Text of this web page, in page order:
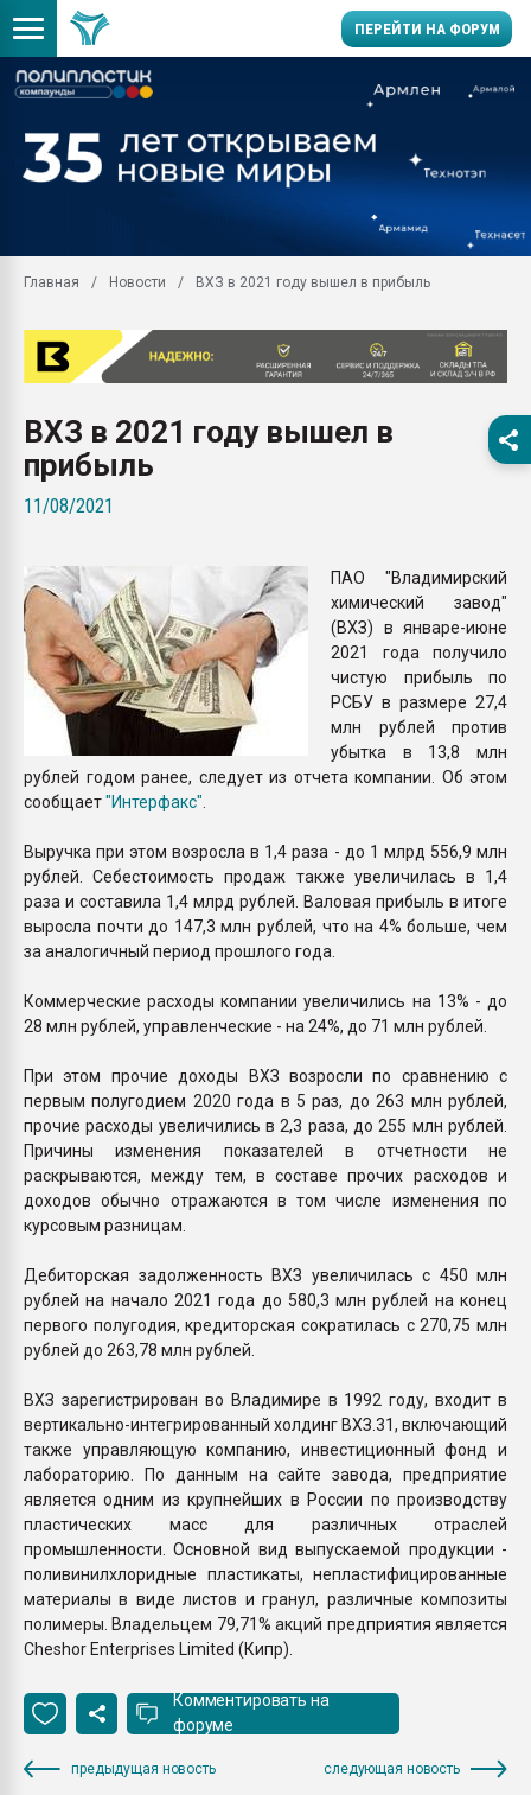
ПЕРЕЙТИ НА ФОРУМ
Вакуум-формовочные
28.07.2026
пластмасс
28.07.2026
ситуацией на
Материал
вакуумного
ПЕРЕЙТИ НА
Главная Новости ВХЗ в 2021 году вышел в прибыль
ВХЗ в 2021 году вышел в
прибыль
11/08/2021
ПАО "Владимирский
химический завод"
(ВХЗ) в январе-июне
2021 года получило
чистую прибыль по
РСБУ в размере 27,4
млн рублей против
убытка в 13,8 млн
рублей годом ранее, следует из отчета компании. Об этом
сообщает"Интерфакс"
Выручка при этом возросла в 1,4 раза - до 1 млрд 556,9 млн
рублей. Себестоимость продаж также увеличилась в 1,4
раза и составила 1,4 млрд рублей. Валовая прибыль в итоге
выросла почти до 147,3 млн рублей, что на 4% больше, чем
за аналогичный период прошлого года.
Коммерческие расходы компании увеличились на 13% - до
28 млн рублей, управленческие - на 24%, до 71 млн рублей.
При этом прочие доходы ВХЗ возросли по сравнению с
первым полугодием 2020 года в 5 раз, до 263 млн рублей,
прочие расходы увеличились в 2,3 раза, до 255 млн рублей.
Причины изменения показателей в отчетности не
раскрываются, между тем, в составе прочих расходов и
доходов обычно отражаются в том числе изменения по
курсовым разницам.
Дебиторская задолженность ВХЗ увеличилась с 450 млн
рублей на начало 2021 года до 580,3 млн рублей на конец
первого полугодия, кредиторская сократилась с 270,75 млн
рублей до 263,78 млн рублей.
ВХЗ зарегистрирован во Владимире в 1992 году, входит в
вертикально-интегрированный холдинг ВХЗ.31, включающий
также управляющую компанию, инвестиционный фонд и
лабораторию. По данным на сайте завода, предприятие
является одним из крупнейших в России по производству
пластических масс для различных отраслей
промышленности. Основной вид выпускаемой продукции -
поливинилхлоридные пластикаты, непластифицированные
материалы в виде листов и гранул, различные композиты
полимеры. Владельцем 79,71% акций предприятия является
Cheshor Enterprises Limited (Кипр).
Комментировать на
форуме
предыдущая новость следующая новость